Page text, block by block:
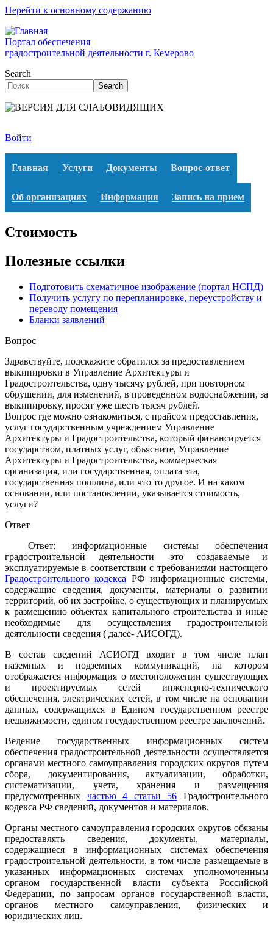
Перейти к основному содержанию
Портал обеспечения
градостроительной деятельности г. Кемерово
Search
Search
Войти
Главная Услуги Документы Вопрос-ответ
Об организациях Информация Запись на прием
Стоимость
Полезные ссылки
Подготовить схематичное изображение (портал НСПД)
Получить услугу по перепланировке, переустройству и
переводу помещения
Бланки заявлений
Вопрос
Здравствуйте, подскажите обратился за предоставлением
выкипировки в Управление Архитектуры и
Градостроительства, одну тысячу рублей, при повторном
обрушении, для изменений, в проведенном водоснабжении, за
выкипировку, просят уже шесть тысяч рублей.
Вопрос где можно ознакомиться, с прайсом предоставления,
услуг государственным учреждением Управление
Архитектуры и Градостроительства, который финансируется
государством, платных услуг, объясните, Управление
Архитектуры и Градостроительства, коммерческая
организация, или государственная, оплата эта,
государственная пошлина, или что то другое. И на каком
основании, или постановлении, указывается стоимость,
услуги?
Ответ
Ответ: информационные системы обеспечения
градостроительной деятельности -это создаваемые и
эксплуатируемые в соответствии с требованиями настоящего
Градостроительного кодекса РФ информационные системы,
содержащие сведения, документы, материалы о развитии
территорий, об их застройке, о существующих и планируемых
к размещению объектах капитального строительства и иные
необходимые для осуществления градостроительной
деятельности сведения ( далее- АИСОГД).
В состав сведений АСИОГД входит в том числе план
наземных и подземных коммуникаций, на котором
отображается информация о местоположении существующих
и проектируемых сетей инженерно-технического
обеспечения, электрических сетей, в том числе на основании
данных, содержащихся в Едином государственном реестре
недвижимости, едином государственном реестре заключений.
Ведение государственных информационных систем
обеспечения градостроительной деятельности осуществляется
органами местного самоуправления городских округов путем
сбора, документирования, актуализации, обработки,
систематизации, учета, хранения и размещения
предусмотренных частью 4 статьи 56 Градостроительного
кодекса РФ сведений, документов и материалов.
Органы местного самоуправления городских округов обязаны
предоставлять сведения, документы, материалы,
содержащиеся в информационных системах обеспечения
градостроительной деятельности, в том числе размещаемые в
указанных информационных системах уполномоченным
органом государственной власти субъекта Российской
Федерации, по запросам органов государственной власти,
органов местного самоуправления, физических и
юридических лиц.